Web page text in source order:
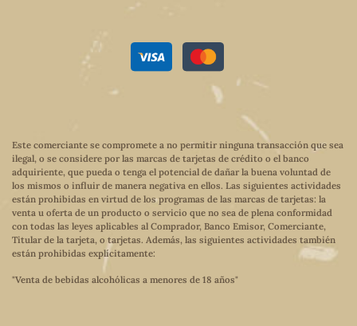
Este comerciante se compromete a no permitir ninguna transacción que sea
ilegal, o se considere por las marcas de tarjetas de crédito o el banco
adquiriente, que pueda o tenga el potencial de dañar la buena voluntad de
los mismos o influir de manera negativa en ellos. Las siguientes actividades
están prohibidas en virtud de los programas de las marcas de tarjetas: la
venta u oferta de un producto o servicio que no sea de plena conformidad
con todas las leyes aplicables al Comprador, Banco Emisor, Comerciante,
Titular de la tarjeta, o tarjetas. Además, las siguientes actividades también
están prohibidas explícitamente:
"Venta de bebidas alcohólicas a menores de 18 años"